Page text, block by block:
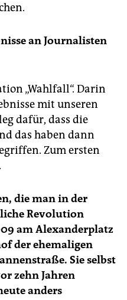
an Journalisten
„Wahlfall“. Darin
mit unseren
dafür, dass die
das haben dann
Zum ersten
die man in der
Revolution
am Alexanderplatz
der ehemaligen
Sie selbst
zehn Jahren
anders